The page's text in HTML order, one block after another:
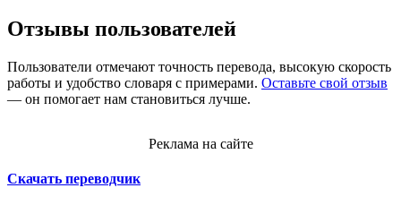
Отзывы пользователей
Пользователи отмечают точность перевода, высокую скорость
работы и удобство словаря с примерами. Оставьте свой отзыв
— он помогает нам становиться лучше.
Реклама на сайте
Скачать переводчик